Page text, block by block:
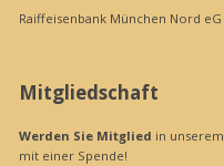
Raiffeisenbank München Nord eG
Mitgliedschaft
Werden Sie Mitglied in
mit einer Spende!